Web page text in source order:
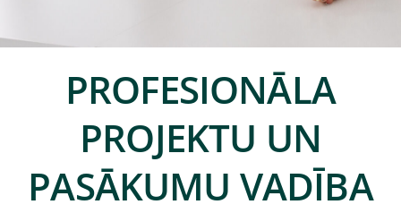
PROFESIONĀLA
PROJEKTU UN
PASĀKUMU VADĪBA